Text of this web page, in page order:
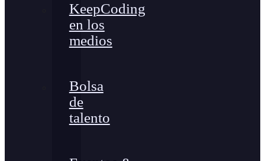
KeepCoding
en los
medios
Bolsa
de
talento